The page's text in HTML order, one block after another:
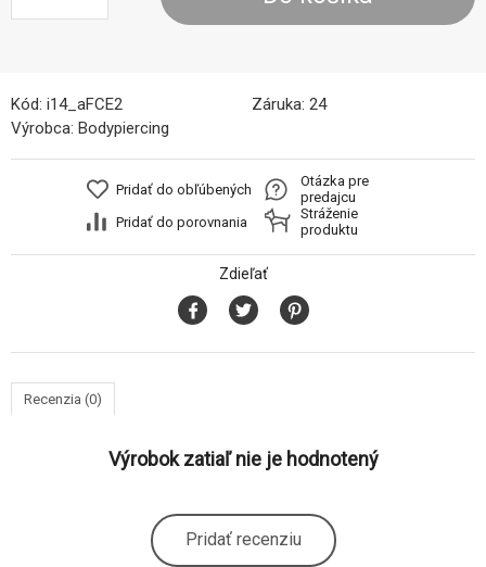
Kód: i14_aFCE2 Záruka: 24
Výrobca: Bodypiercing
Pridať do obľúbených
Pridať do porovnania
Otázka pre
predajcu
Stráženie
produktu
Zdieľať
Recenzia (0)
Výrobok zatiaľ nie je hodnotený
Pridať recenziu